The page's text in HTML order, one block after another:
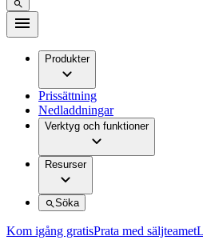
Produkter
Prissättning
Nedladdningar
Verktyg och funktioner
Resurser
Söka
Kom igång gratisPrata med säljteamet